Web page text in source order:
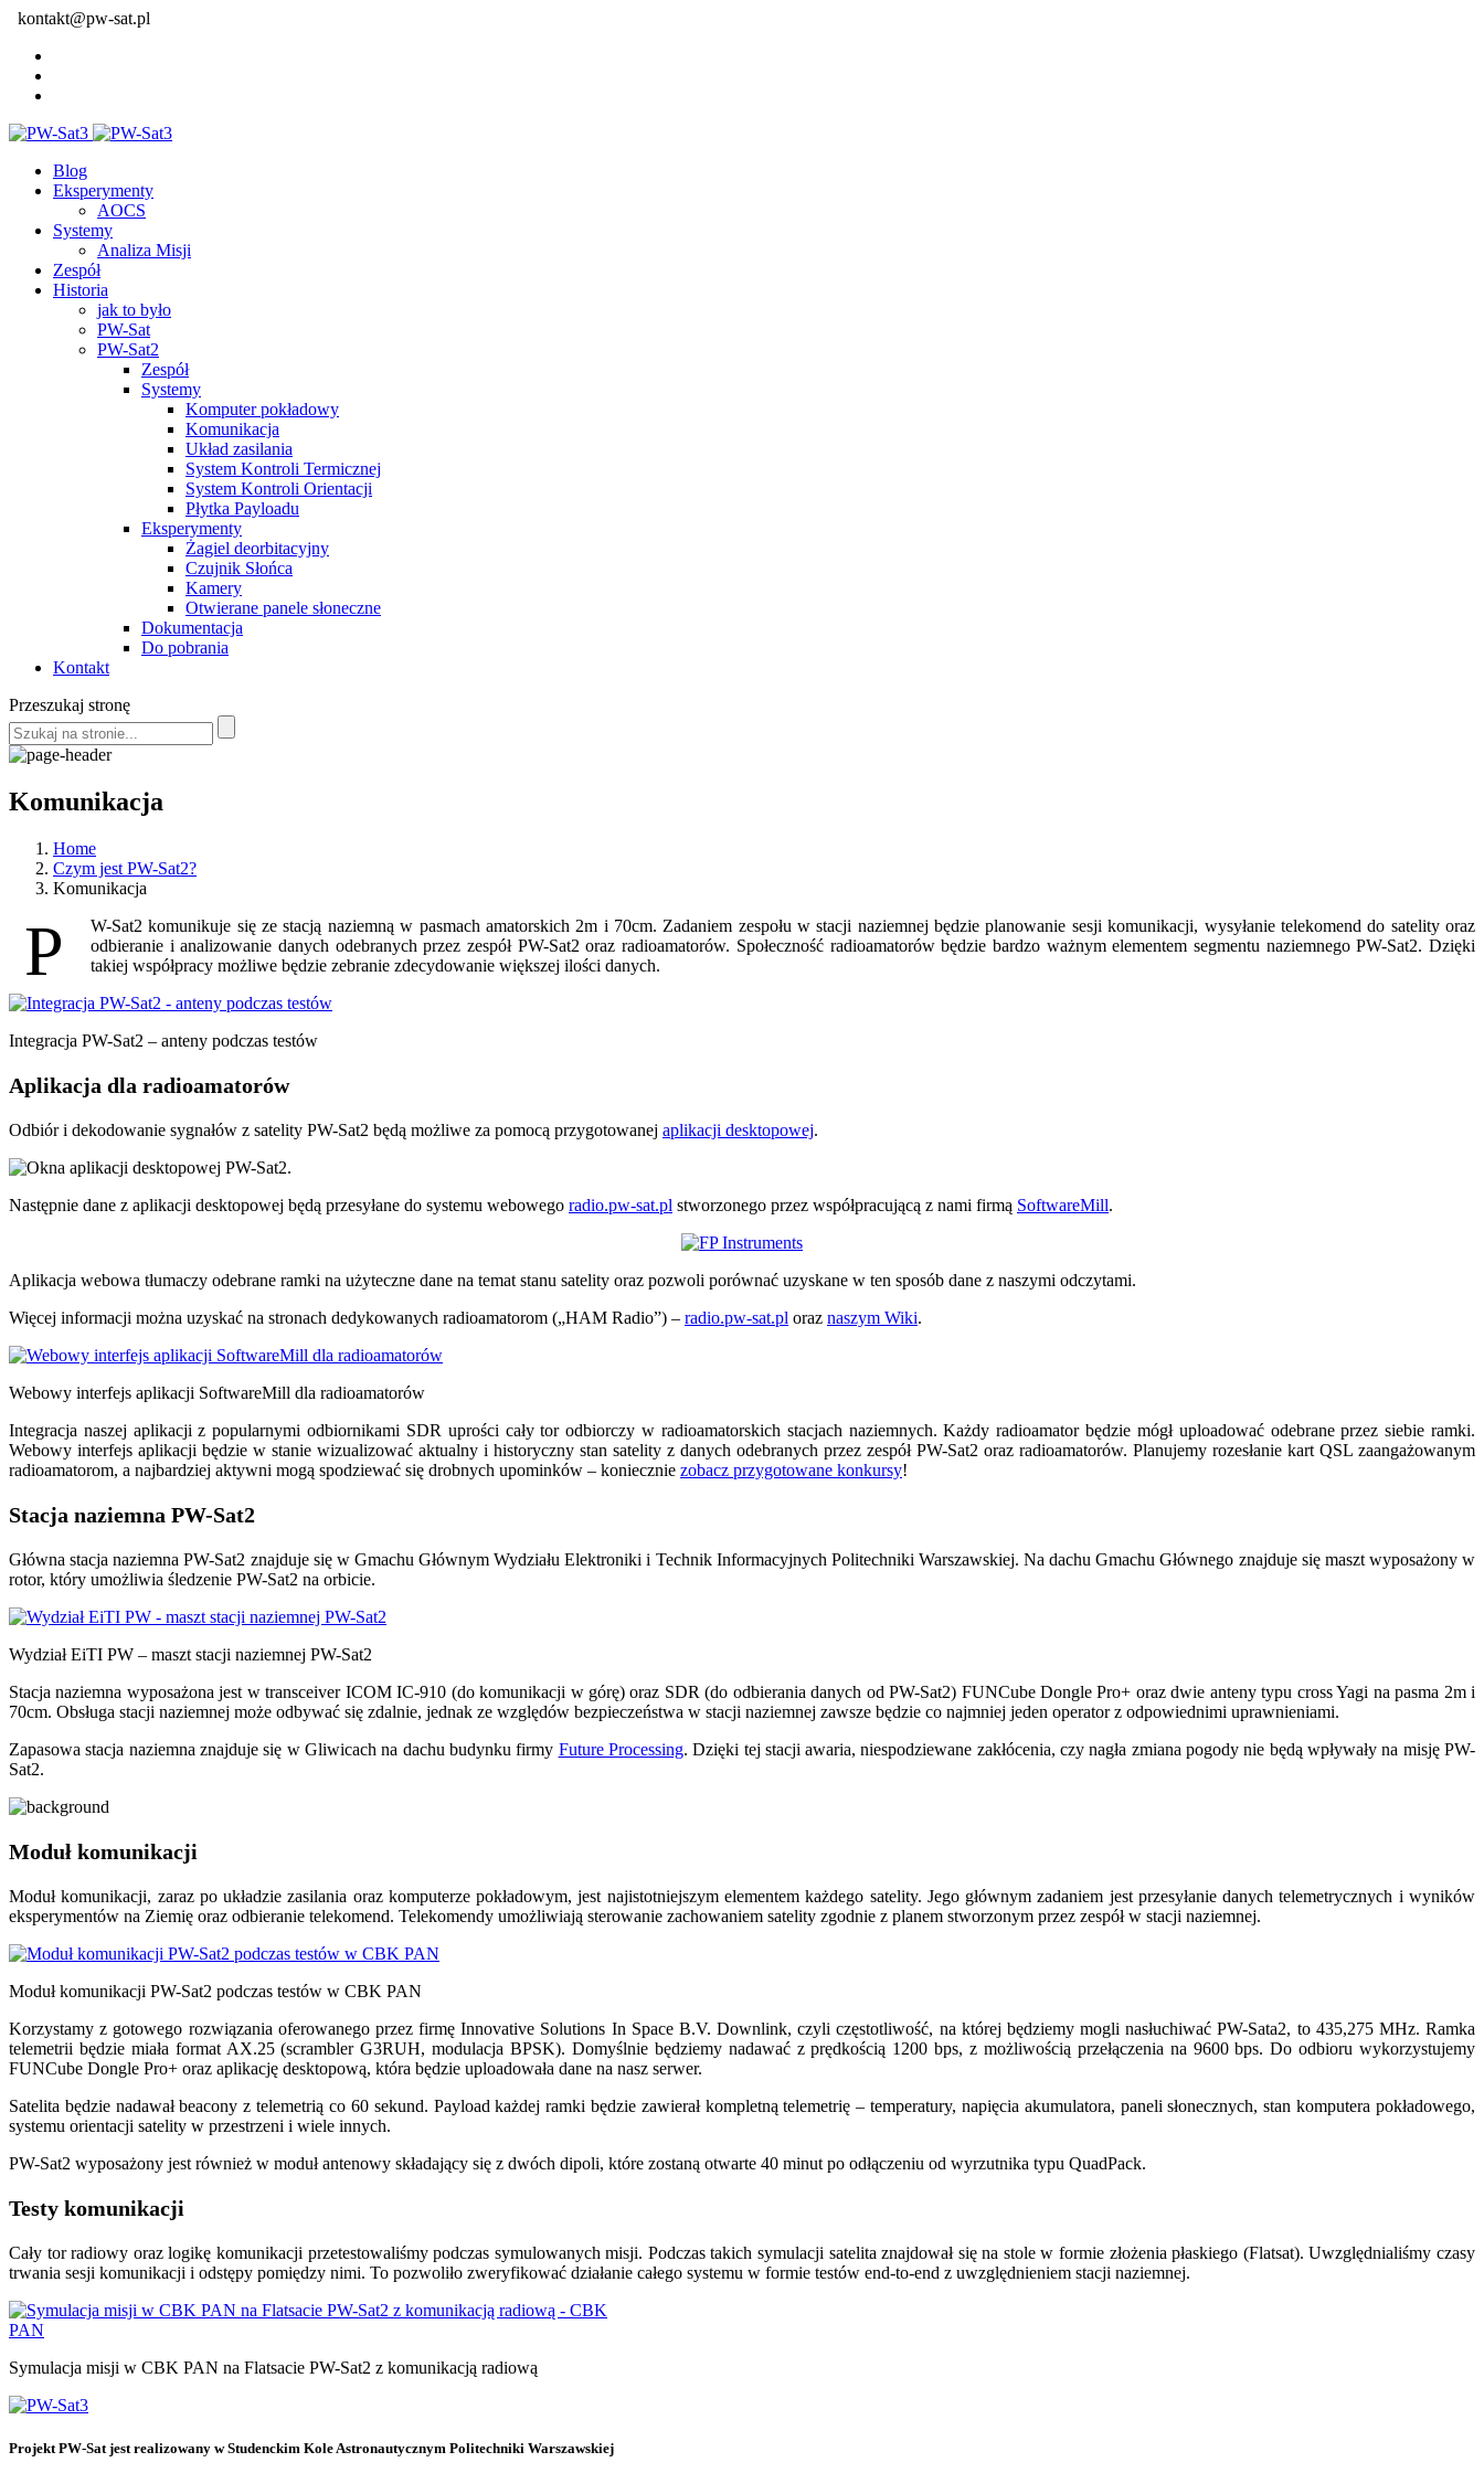
kontakt@pw-sat.pl
Blog
Eksperymenty
AOCS
Systemy
Analiza Misji
Zespół
Historia
jak to było
PW-Sat
PW-Sat2
Zespół
Systemy
Komputer pokładowy
Komunikacja
Układ zasilania
System Kontroli Termicznej
System Kontroli Orientacji
Płytka Payloadu
Eksperymenty
Żagiel deorbitacyjny
Czujnik Słońca
Kamery
Otwierane panele słoneczne
Dokumentacja
Do pobrania
Kontakt
Przeszukaj stronę
Komunikacja
Home
Czym jest PW-Sat2?
Komunikacja
P
W-Sat2 komunikuje się ze stacją naziemną w pasmach amatorskich 2m i 70cm. Zadaniem zespołu w stacji naziemnej będzie planowanie sesji komunikacji, wysyłanie telekomend do satelity oraz
odbieranie i analizowanie danych odebranych przez zespół PW-Sat2 oraz radioamatorów. Społeczność radioamatorów będzie bardzo ważnym elementem segmentu naziemnego PW-Sat2. Dzięki
takiej współpracy możliwe będzie zebranie zdecydowanie większej ilości danych.
Integracja PW-Sat2 – anteny podczas testów
Aplikacja dla radioamatorów
Odbiór i dekodowanie sygnałów z satelity PW-Sat2 będą możliwe za pomocą przygotowanej aplikacji desktopowej.
Następnie dane z aplikacji desktopowej będą przesyłane do systemu webowego radio.pw-sat.pl stworzonego przez współpracującą z nami firmą SoftwareMill.
Aplikacja webowa tłumaczy odebrane ramki na użyteczne dane na temat stanu satelity oraz pozwoli porównać uzyskane w ten sposób dane z naszymi odczytami.
Więcej informacji można uzyskać na stronach dedykowanych radioamatorom („HAM Radio”) – radio.pw-sat.pl oraz naszym Wiki.
Webowy interfejs aplikacji SoftwareMill dla radioamatorów
Integracja naszej aplikacji z popularnymi odbiornikami SDR uprości cały tor odbiorczy w radioamatorskich stacjach naziemnych. Każdy radioamator będzie mógł uploadować odebrane przez siebie ramki.
Webowy interfejs aplikacji będzie w stanie wizualizować aktualny i historyczny stan satelity z danych odebranych przez zespół PW-Sat2 oraz radioamatorów. Planujemy rozesłanie kart QSL zaangażowanym
radioamatorom, a najbardziej aktywni mogą spodziewać się drobnych upominków – koniecznie zobacz przygotowane konkursy!
Stacja naziemna PW-Sat2
Główna stacja naziemna PW-Sat2 znajduje się w Gmachu Głównym Wydziału Elektroniki i Technik Informacyjnych Politechniki Warszawskiej. Na dachu Gmachu Głównego znajduje się maszt wyposażony w
rotor, który umożliwia śledzenie PW-Sat2 na orbicie.
Wydział EiTI PW – maszt stacji naziemnej PW-Sat2
Stacja naziemna wyposażona jest w transceiver ICOM IC-910 (do komunikacji w górę) oraz SDR (do odbierania danych od PW-Sat2) FUNCube Dongle Pro+ oraz dwie anteny typu cross Yagi na pasma 2m i
70cm. Obsługa stacji naziemnej może odbywać się zdalnie, jednak ze względów bezpieczeństwa w stacji naziemnej zawsze będzie co najmniej jeden operator z odpowiednimi uprawnieniami.
Zapasowa stacja naziemna znajduje się w Gliwicach na dachu budynku firmy Future Processing. Dzięki tej stacji awaria, niespodziewane zakłócenia, czy nagła zmiana pogody nie będą wpływały na misję PW-
Sat2.
Moduł komunikacji
Moduł komunikacji, zaraz po układzie zasilania oraz komputerze pokładowym, jest najistotniejszym elementem każdego satelity. Jego głównym zadaniem jest przesyłanie danych telemetrycznych i wyników
eksperymentów na Ziemię oraz odbieranie telekomend. Telekomendy umożliwiają sterowanie zachowaniem satelity zgodnie z planem stworzonym przez zespół w stacji naziemnej.
Moduł komunikacji PW-Sat2 podczas testów w CBK PAN
Korzystamy z gotowego rozwiązania oferowanego przez firmę Innovative Solutions In Space B.V. Downlink, czyli częstotliwość, na której będziemy mogli nasłuchiwać PW-Sata2, to 435,275 MHz. Ramka
telemetrii będzie miała format AX.25 (scrambler G3RUH, modulacja BPSK). Domyślnie będziemy nadawać z prędkością 1200 bps, z możliwością przełączenia na 9600 bps. Do odbioru wykorzystujemy
FUNCube Dongle Pro+ oraz aplikację desktopową, która będzie uploadowała dane na nasz serwer.
Satelita będzie nadawał beacony z telemetrią co 60 sekund. Payload każdej ramki będzie zawierał kompletną telemetrię – temperatury, napięcia akumulatora, paneli słonecznych, stan komputera pokładowego,
systemu orientacji satelity w przestrzeni i wiele innych.
PW-Sat2 wyposażony jest również w moduł antenowy składający się z dwóch dipoli, które zostaną otwarte 40 minut po odłączeniu od wyrzutnika typu QuadPack.
Testy komunikacji
Cały tor radiowy oraz logikę komunikacji przetestowaliśmy podczas symulowanych misji. Podczas takich symulacji satelita znajdował się na stole w formie złożenia płaskiego (Flatsat). Uwzględnialiśmy czasy
trwania sesji komunikacji i odstępy pomiędzy nimi. To pozwoliło zweryfikować działanie całego systemu w formie testów end-to-end z uwzględnieniem stacji naziemnej.
Symulacja misji w CBK PAN na Flatsacie PW-Sat2 z komunikacją radiową
Projekt PW-Sat jest realizowany w Studenckim Kole Astronautycznym Politechniki Warszawskiej